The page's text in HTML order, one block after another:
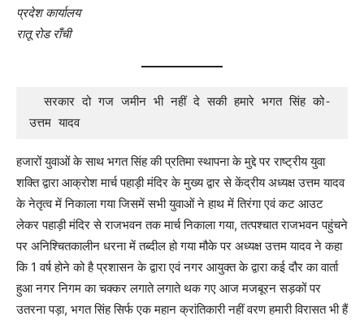
प्रदेश कार्यालय
रातू रोड राँची
  सरकार दो गज जमीन भी नहीं दे सकी हमारे भगत सिंह को-
उत्तम यादव
हजारों युवाओं के साथ भगत सिंह की प्रतिमा स्थापना के मुद्दे पर राष्ट्रीय युवा
शक्ति द्वारा आक्रोश मार्च पहाड़ी मंदिर के मुख्य द्वार से केंद्रीय अध्यक्ष उत्तम यादव
के नेतृत्व में निकाला गया जिसमें सभी युवाओं ने हाथ में तिरंगा एवं कट आउट
लेकर पहाड़ी मंदिर से राजभवन तक मार्च निकाला गया, तत्पश्चात राजभवन पहुंचने
पर अनिश्चितकालीन धरना में तब्दील हो गया मौके पर अध्यक्ष उत्तम यादव ने कहा
कि 1 वर्ष होने को है प्रशासन के द्वारा एवं नगर आयुक्त के द्वारा कई दौर का वार्ता
हुआ नगर निगम का चक्कर लगाते लगाते थक गए आज मजबूरन सड़कों पर
उतरना पड़ा, भगत सिंह सिर्फ एक महान क्रांतिकारी नहीं वरण हमारी विरासत भी हैं